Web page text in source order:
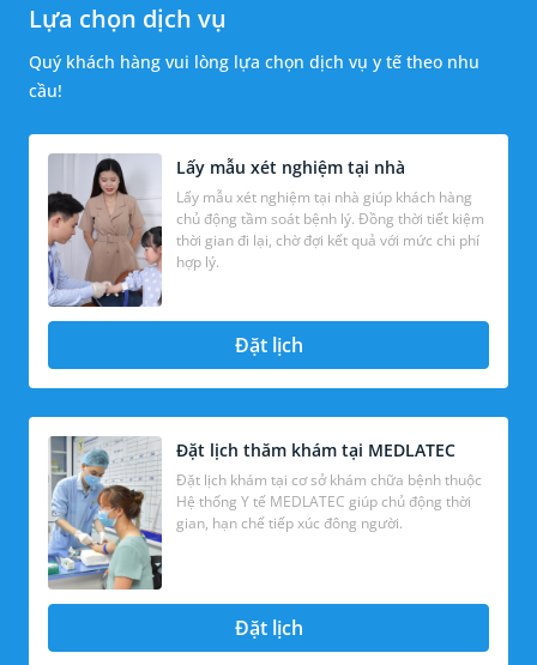
Lựa chọn dịch vụ
Quý khách hàng vui lòng lựa chọn dịch vụ y tế theo nhu
cầu!
Lấy mẫu xét nghiệm tại nhà
Lấy mẫu xét nghiệm tại nhà giúp khách hàng
chủ động tầm soát bệnh lý. Đồng thời tiết kiệm
thời gian đi lại, chờ đợi kết quả với mức chi phí
hợp lý.
Đặt lịch
Đặt lịch thăm khám tại MEDLATEC
Đặt lịch khám tại cơ sở khám chữa bệnh thuộc
Hệ thống Y tế MEDLATEC giúp chủ động thời
gian, hạn chế tiếp xúc đông người.
Đặt lịch